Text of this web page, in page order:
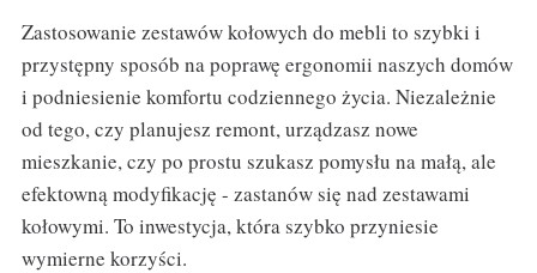
Zastosowanie zestawów kołowych do mebli to szybki i
przystępny sposób na poprawę ergonomii naszych domów
i podniesienie komfortu codziennego życia. Niezależnie
od tego, czy planujesz remont, urządzasz nowe
mieszkanie, czy po prostu szukasz pomysłu na małą, ale
efektowną modyfikację - zastanów się nad zestawami
kołowymi. To inwestycja, która szybko przyniesie
wymierne korzyści.